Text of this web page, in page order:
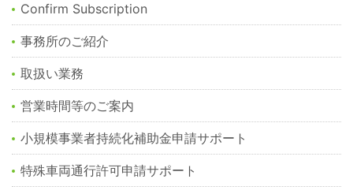
Confirm Subscription
事務所のご紹介
取扱い業務
営業時間等のご案内
小規模事業者持続化補助金申請サポート
特殊車両通行許可申請サポート